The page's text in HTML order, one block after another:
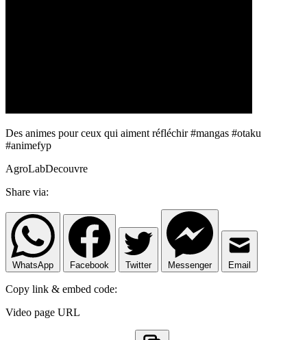
Des animes pour ceux qui aiment réfléchir #mangas #otaku
#animefyp
AgroLabDecouvre
Share via:
WhatsApp Facebook Twitter Messenger Email
Copy link & embed code:
Video page URL